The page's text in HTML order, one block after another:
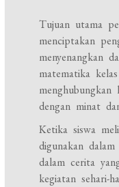
Tujuan utama
menciptakan
menyenangkan
matematika
menghubungkan
dengan minat
Ketika siswa
digunakan
dalam cerita
kegiatan sehari-